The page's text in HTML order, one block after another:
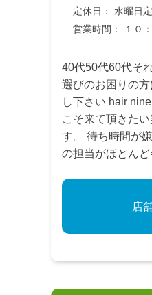
定休日： 水曜日
営業時間： １０
40代50代60代そ
選びのお困りの
し下さい hair
こそ来て頂きた
す。 待ち時間が
の担当がほとんど
店